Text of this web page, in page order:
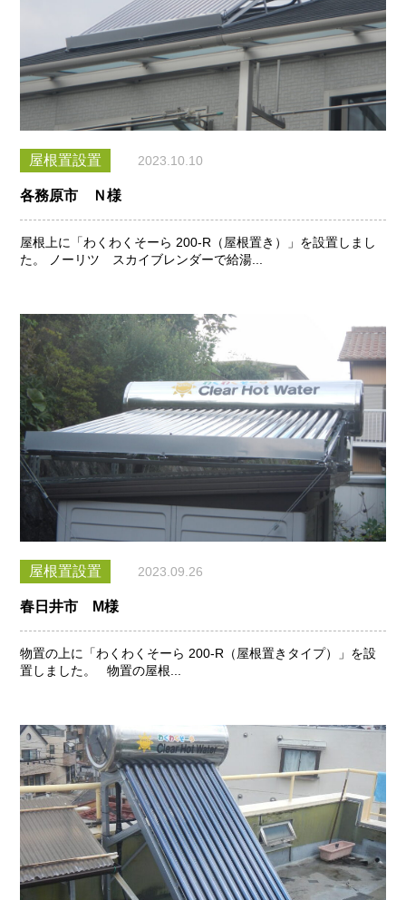
屋根置設置 2023.10.10
各務原市 Ｎ様
屋根上に「わくわくそーら 200-R（屋根置き）」を設置しまし
た。 ノーリツ スカイブレンダーで給湯...
屋根置設置 2023.09.26
春日井市 M様
物置の上に「わくわくそーら 200-R（屋根置きタイプ）」を設
置しました。 物置の屋根...